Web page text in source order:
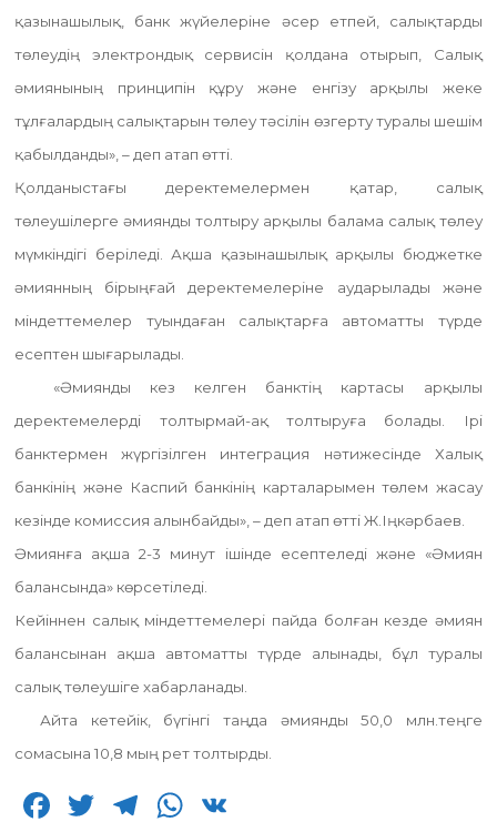
қазынашылық, банк жүйелеріне әсер етпей, салықтарды
төлеудің электрондық сервисін қолдана отырып, Салық
әмиянының принципін құру және енгізу арқылы жеке
тұлғалардың салықтарын төлеу тәсілін өзгерту туралы шешім
қабылданды», – деп атап өтті.
Қолданыстағы деректемелермен қатар, салық
төлеушілерге әмиянды толтыру арқылы балама салық төлеу
мүмкіндігі беріледі. Ақша қазынашылық арқылы бюджетке
әмиянның бірыңғай деректемелеріне аударылады және
міндеттемелер туындаған салықтарға автоматты түрде
есептен шығарылады.
«Әмиянды кез келген банктің картасы арқылы
деректемелерді толтырмай-ақ толтыруға болады. Ірі
банктермен жүргізілген интеграция нәтижесінде Халық
банкінің және Каспий банкінің карталарымен төлем жасау
кезінде комиссия алынбайды», – деп атап өтті Ж.Іңкәрбаев.
Әмиянға ақша 2-3 минут ішінде есептеледі және «Әмиян
балансында» көрсетіледі.
Кейіннен салық міндеттемелері пайда болған кезде әмиян
балансынан ақша автоматты түрде алынады, бұл туралы
салық төлеушіге хабарланады.
Айта кетейік, бүгінгі таңда әмиянды 50,0 млн.теңге
сомасына 10,8 мың рет толтырды.
F
T
T
W